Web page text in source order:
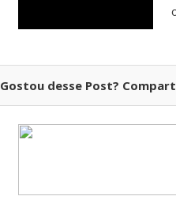
Gostou desse Post?